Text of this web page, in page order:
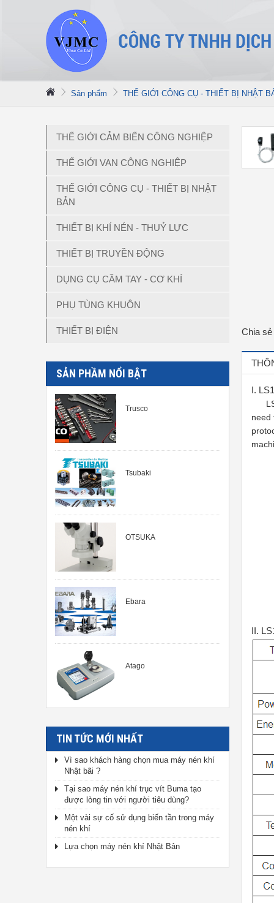
Sản phẩm THẾ GIỚI CÔNG CỤ - THIẾT BỊ NHẬT
THẾ GIỚI CẢM BIẾN CÔNG NGHIỆP
THẾ GIỚI VAN CÔNG NGHIỆP
THẾ GIỚI CÔNG CỤ - THIẾT BỊ NHẬT
BẢN
THIẾT BỊ KHÍ NÉN - THUỶ LỰC
THIẾT BỊ TRUYỀN ĐỘNG
DỤNG CỤ CẦM TAY - CƠ KHÍ
PHỤ TÙNG KHUÔN
THIẾT BỊ ĐIỆN
SẢN PHẦM NỔI BẬT
Trusco
Tsubaki
OTSUKA
Ebara
Atago
TIN TỨC MỚI NHẤT
Vì sao khách hàng chọn mua máy nén khí
Nhật bãi ?
Tại sao máy nén khí trục vít Buma tạo
được lòng tin với người tiêu dùng?
Một vài sự cố sử dụng biến tần trong máy
nén khí
Lựa chọn máy nén khí Nhật Bản
Chia
I.
need
II.